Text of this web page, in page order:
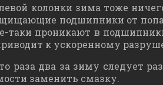
колонки зима тоже
подшипники от
таки проникают в
к ускоренному
раза два за зиму следует
заменить смазку.